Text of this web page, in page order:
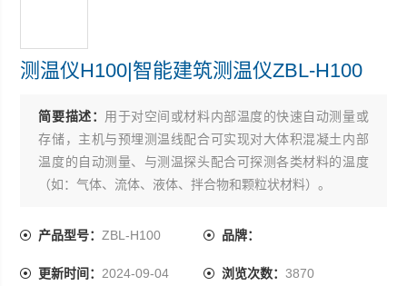
测温仪H100|智能建筑测温仪ZBL-H100
简要描述： 用于对空间或材料内部温度的快速自动测量或
存储，主机与预埋测温线配合可实现对大体积混凝土内部
温度的自动测量、与测温探头配合可探测各类材料的温度
（如：气体、流体、液体、拌合物和颗粒状材料）。
产品型号：ZBL-H100 品牌：
更新时间： 2024-09-04 浏览次数： 3870